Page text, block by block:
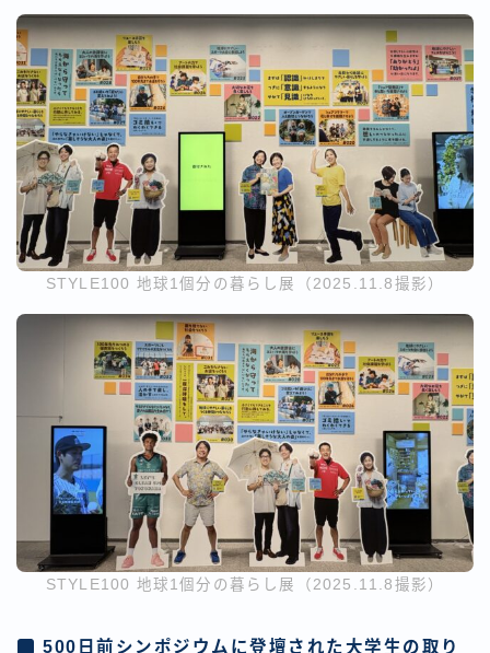
STYLE100 地球1個分の暮らし展（2025.11.8撮影）
STYLE100 地球1個分の暮らし展（2025.11.8撮影）
500日前シンポジウムに登壇された大学生の取り